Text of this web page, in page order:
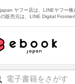
ヤフー店は、LINEヤフー株
販売元は、LINE Digital Frontier